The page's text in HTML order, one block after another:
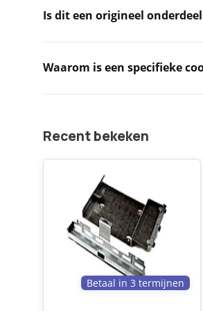
Is dit een origineel
Waarom is een specifieke
Recent bekeken
Betaal in 3 termijnen